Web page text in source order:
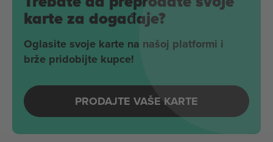
karte za događaje?
Oglasite svoje karte na našoj platformi i
brže pridobijte kupce!
PRODAJTE VAŠE KARTE